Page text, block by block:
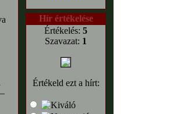
Hír értékelése
Értékelés: 5
Szavazat: 1
Értékeld ezt a hírt: